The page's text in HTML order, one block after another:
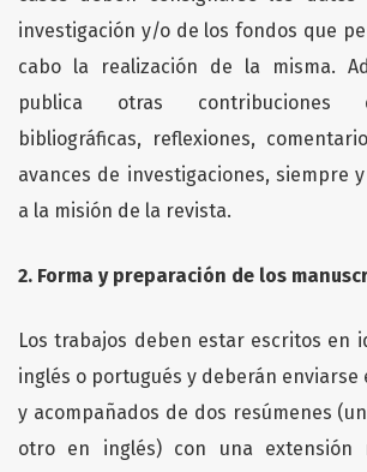
investigación y/o de los fondos que
cabo la realización de la misma.
publica otras contribuciones
bibliográficas, reflexiones,
avances de investigaciones, siempre
a la misión de la revista.
2. Forma y preparación de los
Los trabajos deben estar escritos en
inglés o portugués y deberán enviarse
y acompañados de dos resúmenes
otro en inglés) con una extensión